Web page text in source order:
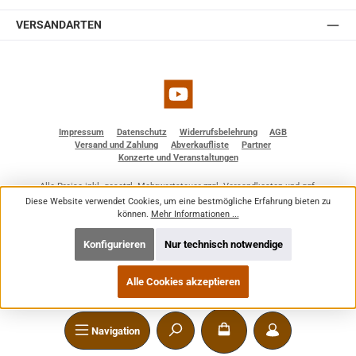
Navigation
VERSANDARTEN
YouTube
Impressum Datenschutz Widerrufsbelehrung
AGB
Versand und Zahlung
Abverkaufliste
Partner
Konzerte und Veranstaltungen
Alle Preise inkl. gesetzl. Mehrwertsteuer zzgl.Versandkostenund ggf.
Nachnahmegebühren, wenn nicht anders angegeben.
© 2026 BF - Dienstleistungen - Alle Rechte vorbehalten. Theme by
Diese Website verwendet Cookies, um eine bestmögliche Erfahrung bieten zu
können. Mehr Informationen ...
Nur technisch notwendige
Konfigurieren
Alle Cookies akzeptieren